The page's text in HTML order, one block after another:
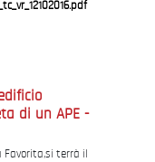
di un APE -
Favorita,si terrà il